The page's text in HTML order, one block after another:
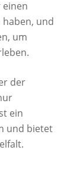
haben, und
um
der
ein
und bietet